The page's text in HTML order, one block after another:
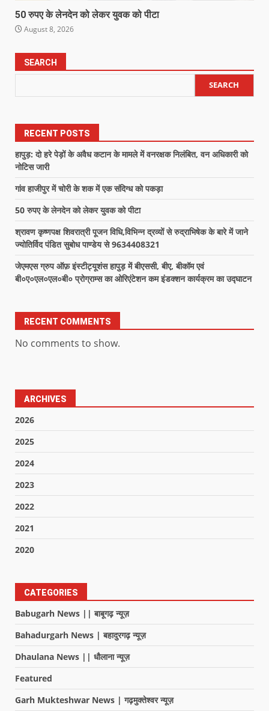
50 रुपए के लेनदेन को लेकर युवक को पीटा
August 8, 2026
SEARCH
SEARCH
RECENT POSTS
हापुड़: दो हरे पेड़ों के अवैध कटान के मामले में वनरक्षक निलंबित, वन अधिकारी को
नोटिस जारी
गांव हाजीपुर में चोरी के शक में एक संदिग्ध को पकड़ा
50 रुपए के लेनदेन को लेकर युवक को पीटा
श्रावण कृष्णपक्ष शिवरात्री पूजन विधि,विभिन्न द्रव्यों से रुद्राभिषेक के बारे में जाने
ज्योतिर्विद पंडित सुबोध पाण्डेय से 9634408321
जेएमएस ग्रुप ऑफ़ इंस्टीट्यूशंस हापुड़ में बीएससी, बीए, बीकॉम एवं
बी०ए०एल०एल०बी० प्रोग्राम्स का ओरिएंटेशन कम इंडक्शन कार्यक्रम का उद्घाटन
RECENT COMMENTS
No comments to show.
ARCHIVES
2026
2025
2024
2023
2022
2021
2020
CATEGORIES
Babugarh News || बाबूगढ़ न्यूज़
Bahadurgarh News | बहादुरगढ़ न्यूज़
Dhaulana News || धौलाना न्यूज़
Featured
Garh Mukteshwar News | गढ़मुक्तेश्वर न्यूज़